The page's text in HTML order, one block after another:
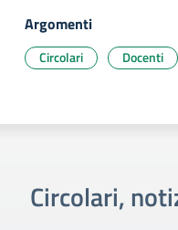
Argomenti
Circolari Docenti
Circolari,